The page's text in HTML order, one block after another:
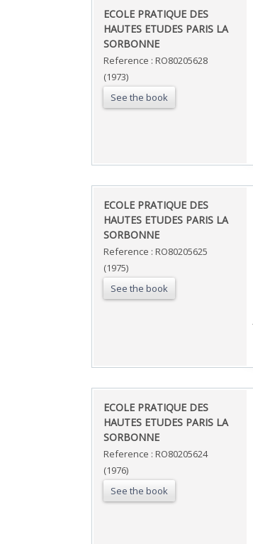
‎ECOLE PRATIQUE DES
HAUTES ETUDES PARIS LA
SORBONNE‎
Reference : RO80205628
(1973)
See the book
‎ECOLE PRATIQUE DES
HAUTES ETUDES PARIS LA
SORBONNE‎
Reference : RO80205625
(1975)
See the book
‎ECOLE PRATIQUE DES
HAUTES ETUDES PARIS LA
SORBONNE‎
Reference : RO80205624
(1976)
See the book